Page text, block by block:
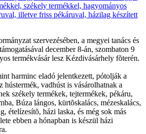
szervezésében, a megyei tanács és
december 8-án, szombaton 9
termékvásár lesz Kézdivásárhely fõterén.
harminc eladó jelentkezett, pótolják a
hústermék, vadhúst is vásárolhatnak a
székely termékek, tejtermékek, pékáru,
Búza lángos, kürtõskalács, mézeskalács,
ételízesítõ, házi laska, és még sok más
ebben a hónapban is készül házi